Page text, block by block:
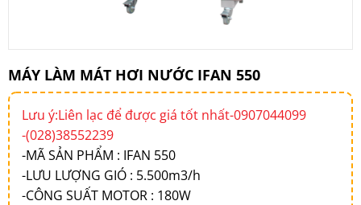
MÁY LÀM MÁT HƠI NƯỚC IFAN 550
Lưu ý:Liên lạc để được giá tốt nhất-0907044099
-(028)38552239
-MÃ SẢN PHẨM : IFAN 550
-LƯU LƯỢNG GIÓ : 5.500m3/h
-CÔNG SUẤT MOTOR : 180W